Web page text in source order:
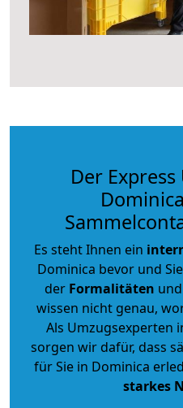
Der
Es steht Ihnen ein
Dominica bevor und
der Formalitäten
wissen nicht genau,
Als Umzugsexperten
sorgen wir dafür, dass
für Sie in Dominica
starkes